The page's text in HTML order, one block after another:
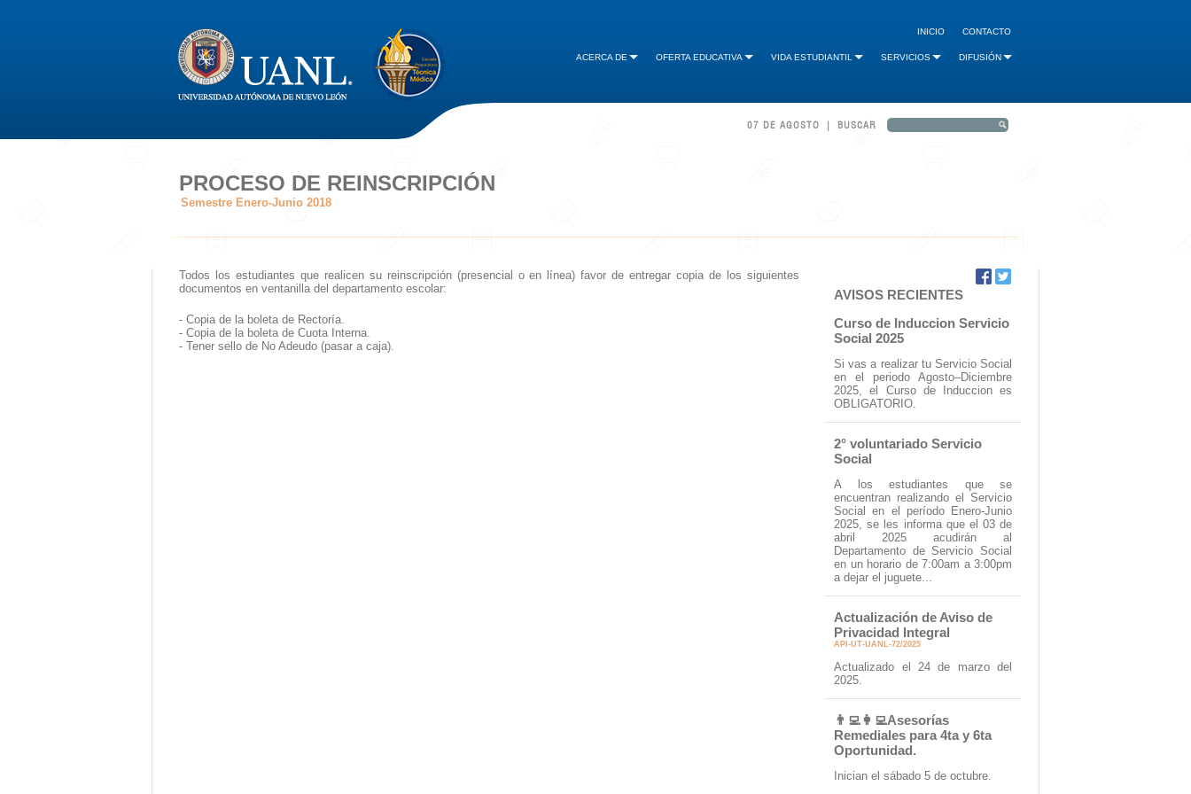
INICIO CONTACTO
ACERCA DE OFERTA EDUCATIVA VIDA ESTUDIANTIL SERVICIOS DIFUSIÓN
07 DE AGOSTO | BUSCAR
PROCESO DE REINSCRIPCIÓN
Semestre Enero-Junio 2018
Todos los estudiantes que realicen su reinscripción (presencial o en línea) favor de entregar copia de los siguientes
documentos en ventanilla del departamento escolar:
- Copia de la boleta de Rectoría.
- Copia de la boleta de Cuota Interna.
- Tener sello de No Adeudo (pasar a caja).
AVISOS RECIENTES
Curso de Induccion Servicio
Social 2025
Si vas a realizar tu Servicio Social
en el periodo Agosto–Diciembre
2025, el Curso de Induccion es
OBLIGATORIO.
2° voluntariado Servicio
Social
A los estudiantes que se
encuentran realizando el Servicio
Social en el período Enero-Junio
2025, se les informa que el 03 de
abril 2025 acudirán al
Departamento de Servicio Social
en un horario de 7:00am a 3:00pm
a dejar el juguete...
Actualización de Aviso de
Privacidad Integral
API-UT-UANL-72/2025
Actualizado el 24 de marzo del
2025.
👨‍💻👩‍💻Asesorías
Remediales para 4ta y 6ta
Oportunidad.
Inician el sábado 5 de octubre.